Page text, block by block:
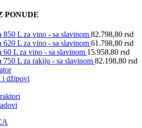
PONUDE
850 L za vino - sa slavinom 82.798,80 rsd
620 L za vino - sa slavinom 61.798,80 rsd
60 L za vino - sa slavinom 15.958,80 rsd
750 L za rakiju - sa slavinom 82.198,80 rsd
i džipovi